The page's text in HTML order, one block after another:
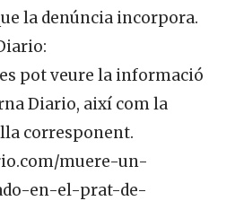
la denúncia incorpora.
pot veure la informació
Diario, així com la
corresponent.
muere-un-
en-el-prat-de-